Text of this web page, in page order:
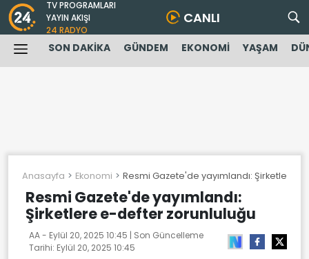
TV PROGRAMLARI
YAYIN AKIŞI
24 RADYO
CANLI
SON DAKİKA GÜNDEM EKONOMİ YAŞAM
Anasayfa Ekonomi Resmi Gazete'de yayımlandı: Şirketlere
Resmi Gazete'de yayımlandı:
Şirketlere e-defter zorunluluğu
AA - Eylül 20, 2025 10:45 | Son Güncelleme
Tarihi: Eylül 20, 2025 10:45